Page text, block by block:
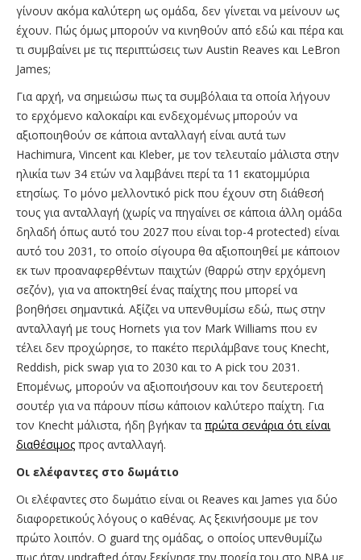
γίνουν ακόμα καλύτερη ως ομάδα, δεν γίνεται να μείνουν ως
έχουν. Πώς όμως μπορούν να κινηθούν από εδώ και πέρα και
τι συμβαίνει με τις περιπτώσεις των Austin Reaves και LeBron
James;
Για αρχή, να σημειώσω πως τα συμβόλαια τα οποία λήγουν
το ερχόμενο καλοκαίρι και ενδεχομένως μπορούν να
αξιοποιηθούν σε κάποια ανταλλαγή είναι αυτά των
Hachimura, Vincent και Kleber, με τον τελευταίο μάλιστα στην
ηλικία των 34 ετών να λαμβάνει περί τα 11 εκατομμύρια
ετησίως. To μόνο μελλοντικό pick που έχουν στη διάθεσή
τους για ανταλλαγή (χωρίς να πηγαίνει σε κάποια άλλη ομάδα
δηλαδή όπως αυτό του 2027 που είναι top-4 protected) είναι
αυτό του 2031, το οποίο σίγουρα θα αξιοποιηθεί με κάποιον
εκ των προαναφερθέντων παιχτών (θαρρώ στην ερχόμενη
σεζόν), για να αποκτηθεί ένας παίχτης που μπορεί να
βοηθήσει σημαντικά. Αξίζει να υπενθυμίσω εδώ, πως στην
ανταλλαγή με τους Hornets για τον Mark Williams που εν
τέλει δεν προχώρησε, το πακέτο περιλάμβανε τους Knecht,
Reddish, pick swap για το 2030 και το Α pick του 2031.
Επομένως, μπορούν να αξιοποιήσουν και τον δευτεροετή
σουτέρ για να πάρουν πίσω κάποιον καλύτερο παίχτη. Για
τον Knecht μάλιστα, ήδη βγήκαν τα πρώτα σενάρια ότι είναι
διαθέσιμος προς ανταλλαγή.
Oι ελέφαντες στο δωμάτιο
Οι ελέφαντες στο δωμάτιο είναι οι Reaves και James για δύο
διαφορετικούς λόγους ο καθένας. Ας ξεκινήσουμε με τον
πρώτο λοιπόν. Ο guard της ομάδας, o οποίος υπενθυμίζω